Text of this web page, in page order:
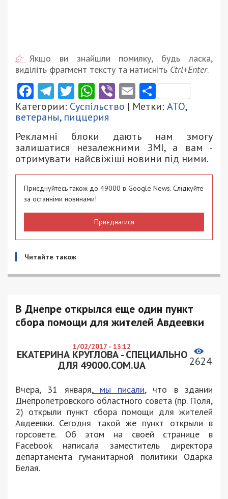
Якщо ви знайшли помилку, будь ласка,
виділіть фрагмент тексту та натисніть Ctrl+Enter.
Facebook
Telegram
Twitter
WhatsApp
ViberEmail
Категории: Суспільство | Метки: АТО,
ветераны, пиццерия
Рекламні блоки дають нам змогу
залишатися незалежними ЗМІ, а вам -
отримувати найсвіжіші новини під ними.
Приєднуйтесь також до 49000 в Google News. Слідкуйте
за останніми новинами!
Приєднатися
Читайте також
В Днепре открылся еще один пункт
сбора помощи для жителей Авдеевки
1/02/2017 - 13:12
ЕКАТЕРИНА КРУГЛОВА - СПЕЦИАЛЬНО
ДЛЯ 49000.COM.UA
2624
Вчера, 31 января,мы писали, что в здании
Днепропетровского областного совета (пр. Поля,
2) открыли пункт сбора помощи для жителей
Авдеевки. Сегодня такой же пункт открыли в
горсовете. Об этом на своей странице в
Facebook написала заместитель директора
департамента гуманитарной политики Одарка
Белая.